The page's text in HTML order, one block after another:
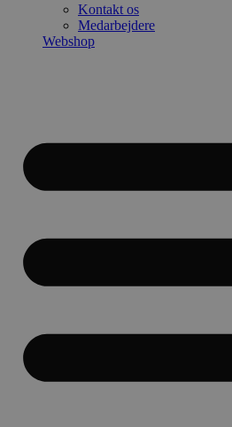
Kontakt os
Medarbejdere
Webshop